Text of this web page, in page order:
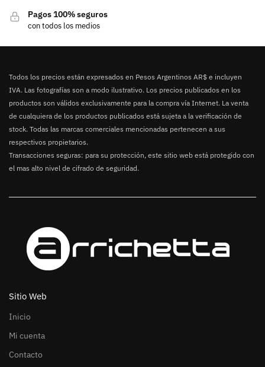
Pagos 100% seguros
con todos los medios
Todos los precios están expresados en Pesos Argentinos AR$ e incluyen
IVA. Las fotografías son a modo ilustrativo. Los precios publicados en los
productos son válidos exclusivamente para la compra vía Internet. La venta
de cualquiera de los productos publicados está sujeta a la verificación de
stock. Todas las marcas comerciales mencionadas pertenecen a sus
respectivos propietarios.
Transacciones seguras: para su protección, este sitio web está protegido con
el mas alto nivel de cifrado de seguridad.
Sitio Web
Inicio
Mi cuenta
Contacto